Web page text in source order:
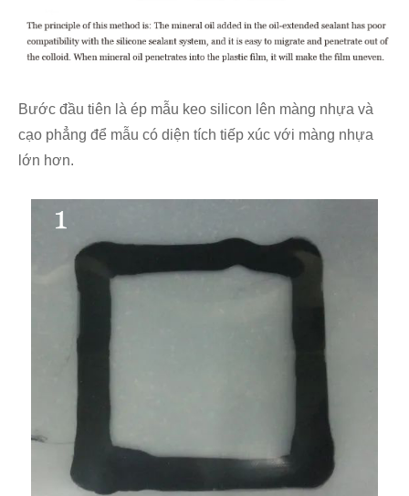
Bước đầu tiên là ép mẫu keo silicon lên màng nhựa và
cạo phẳng để mẫu có diện tích tiếp xúc với màng nhựa
lớn hơn.